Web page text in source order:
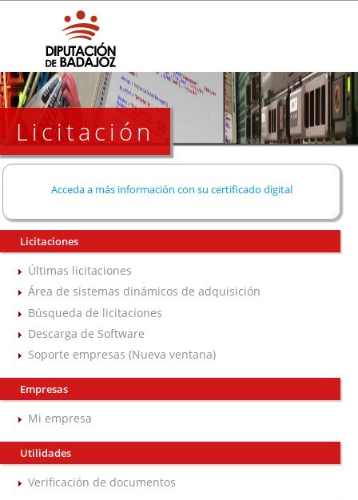
Licitación
Acceda a más información con su certificado digital
Licitaciones
Últimas licitaciones
Área de sistemas dinámicos de adquisición
Búsqueda de licitaciones
Descarga de Software
Soporte empresas (Nueva ventana)
Empresas
Mi empresa
Utilidades
Verificación de documentos